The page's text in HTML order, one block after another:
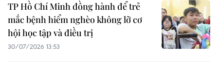
TP Hồ Chí Minh đồng hành để trẻ
mắc bệnh hiểm nghèo không lỡ cơ
hội học tập và điều trị
30/07/2026 13:53